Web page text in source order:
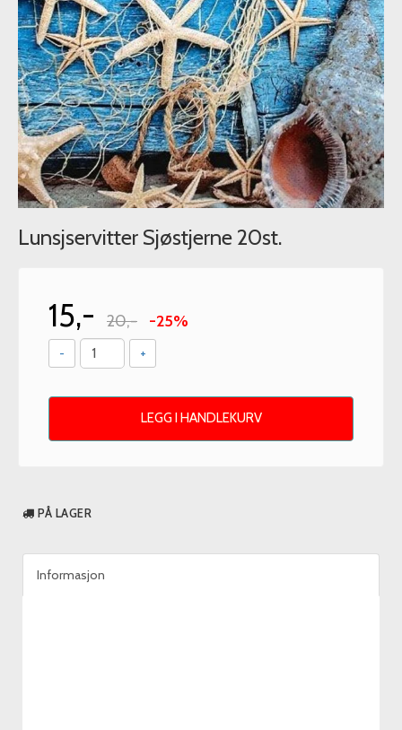
Lunsjservitter Sjøstjerne 20st.
15,- 20,- -25%
- +
LEGG I HANDLEKURV
PÅ LAGER
Informasjon